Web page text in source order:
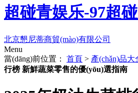
超碰青娱乐-97超
北京懇尼蒂商貿(mào)有限公司
Menu
當(dāng)前位置：
首頁 > 產(chǎn)品大
行榜 新鮮蔬菜零售的優(yōu)選指南